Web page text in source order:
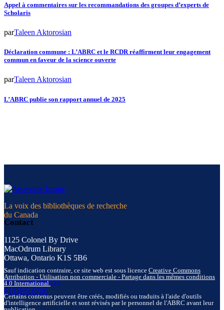
Appel à commentaires sur les recommandations des groupes d’experts de
Scholaris
parTaleen Aktorosian
Déclaration commune : L’ABRC et le RCDR réaffirment leur engagement
commun en faveur de la science ouverte
parTaleen Aktorosian
L’ABRC publie son rapport annuel de 2025
La voix des bibliothèques de recherche
du Canada
Contact
1125 Colonel By Drive
MacOdrum Library
Ottawa, Ontario K1S 5B6
info@carl-abrc.ca
613.895.0780
Sauf indication contraire, ce site web est sous licence Creative Commons
Attribution - Utilisation non commerciale - Partage dans les mêmes conditions
4.0 International.
Certains contenus peuvent être créés, modifiés ou traduits à l'aide d'outils
d'intelligence artificielle et sont révisés par le personnel de l'ABRC avant leur